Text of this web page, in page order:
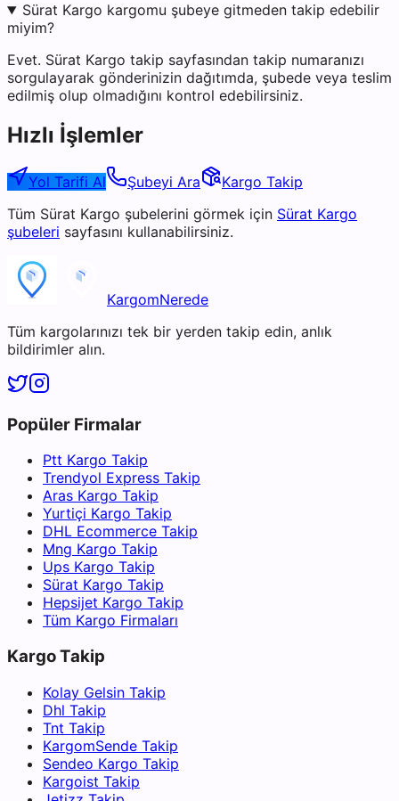
Sürat Kargo kargomu şubeye gitmeden takip edebilir
miyim?
Evet. Sürat Kargo takip sayfasından takip numaranızı
sorgulayarak gönderinizin dağıtımda, şubede veya teslim
edilmiş olup olmadığını kontrol edebilirsiniz.
Hızlı İşlemler
Yol Tarifi Al Şubeyi Ara
Kargo Takip
Tüm Sürat Kargo şubelerini görmek için Sürat Kargo
şubeleri sayfasını kullanabilirsiniz.
KargomNerede
Tüm kargolarınızı tek bir yerden takip edin, anlık
bildirimler alın.
Popüler Firmalar
Ptt Kargo Takip
Trendyol Express Takip
Aras Kargo Takip
Yurtiçi Kargo Takip
DHL Ecommerce Takip
Mng Kargo Takip
Ups Kargo Takip
Sürat Kargo Takip
Hepsijet Kargo Takip
Tüm Kargo Firmaları
Kargo Takip
Kolay Gelsin Takip
Dhl Takip
Tnt Takip
KargomSende Takip
Sendeo Kargo Takip
Kargoist Takip